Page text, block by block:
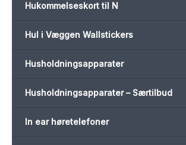
Hukommelseskort til N
Hul i Væggen Wallstickers
Husholdningsapparater
Husholdningsapparater – Særtilbud
In ear høretelefoner